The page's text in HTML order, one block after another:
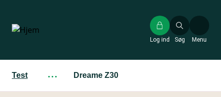
hovedindhold
Søg
Log ind Menu
Test ··· Dreame Z30